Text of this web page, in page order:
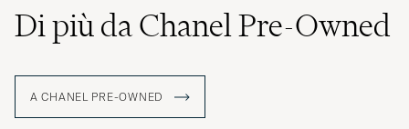
Di più da Chanel Pre-Owned
A CHANEL PRE-OWNED